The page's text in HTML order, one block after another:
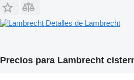
Detalles de Lambrecht
Precios para Lambrecht